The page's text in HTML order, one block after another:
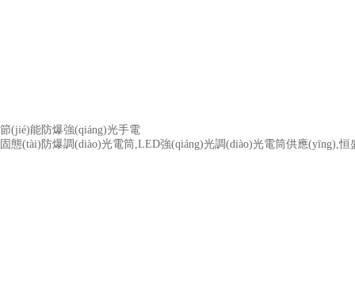
節(jié)能防爆強(qiáng)光手電
固態(tài)防爆調(diào)光電筒,LED強(qiáng)光調(diào)光電筒供應(yīng),恒